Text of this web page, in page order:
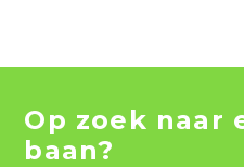
Op zoek naar
baan?